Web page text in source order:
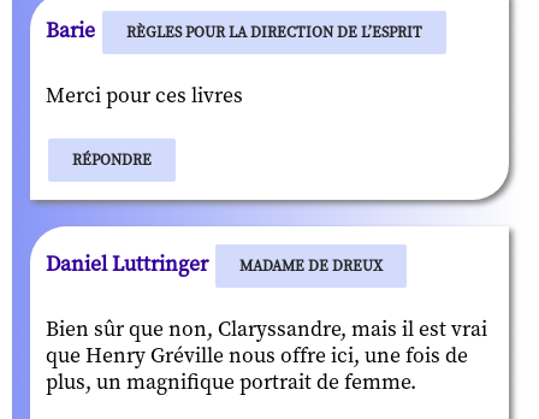
Barie RÈGLES POUR LA DIRECTION DE L’ESPRIT
Merci pour ces livres
RÉPONDRE
Daniel Luttringer MADAME DE DREUX
Bien sûr que non, Claryssandre, mais il est vrai
que Henry Gréville nous offre ici, une fois de
plus, un magnifique portrait de femme.